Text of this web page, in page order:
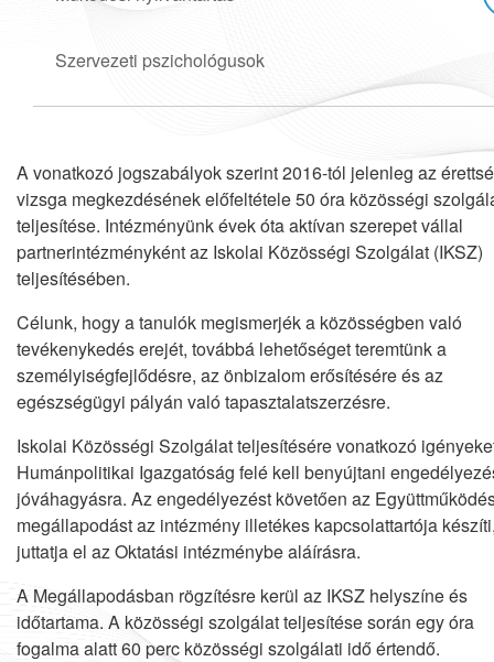
Szervezeti pszichológusok
A vonatkozó jogszabályok szerint 2016-tól jelenleg az
vizsga megkezdésének előfeltétele 50 óra közösségi
teljesítése. Intézményünk évek óta aktívan szerepet vállal
partnerintézményként az Iskolai Közösségi Szolgálat (IKSZ)
teljesítésében.
Célunk, hogy a tanulók megismerjék a közösségben való
tevékenykedés erejét, továbbá lehetőséget teremtünk a
személyiségfejlődésre, az önbizalom erősítésére és az
egészségügyi pályán való tapasztalatszerzésre.
Iskolai Közösségi Szolgálat teljesítésére vonatkozó
Humánpolitikai Igazgatóság felé kell benyújtani
jóváhagyásra. Az engedélyezést követően az
megállapodást az intézmény illetékes kapcsolattartója
juttatja el az Oktatási intézménybe aláírásra.
A Megállapodásban rögzítésre kerül az IKSZ helyszíne és
időtartama. A közösségi szolgálat teljesítése során egy óra
fogalma alatt 60 perc közösségi szolgálati idő értendő.